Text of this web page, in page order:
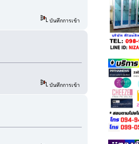
บันทึกการเข้า
บันทึกการเข้า